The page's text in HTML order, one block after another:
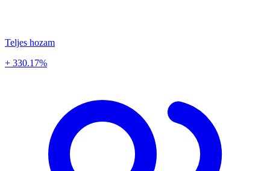
Teljes hozam
+ 330.17%